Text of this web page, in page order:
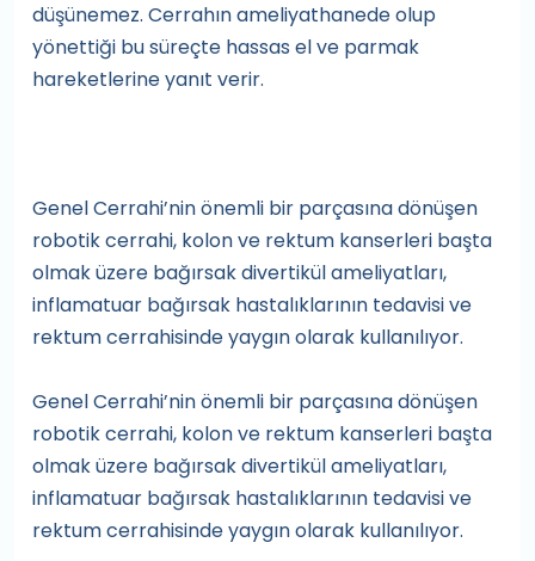
düşünemez. Cerrahın ameliyathanede olup
yönettiği bu süreçte hassas el ve parmak
hareketlerine yanıt verir.
Genel Cerrahi’nin önemli bir parçasına dönüşen
robotik cerrahi, kolon ve rektum kanserleri başta
olmak üzere bağırsak divertikül ameliyatları,
inflamatuar bağırsak hastalıklarının tedavisi ve
rektum cerrahisinde yaygın olarak kullanılıyor.
Genel Cerrahi’nin önemli bir parçasına dönüşen
robotik cerrahi, kolon ve rektum kanserleri başta
olmak üzere bağırsak divertikül ameliyatları,
inflamatuar bağırsak hastalıklarının tedavisi ve
rektum cerrahisinde yaygın olarak kullanılıyor.